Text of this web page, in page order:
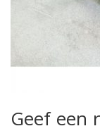
Geef een